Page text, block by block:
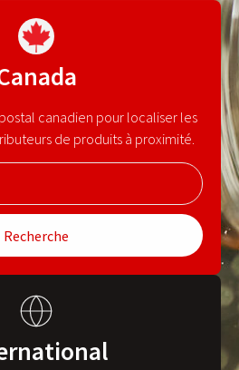
canadien pour localiser les
de produits à proximité.
Recherche